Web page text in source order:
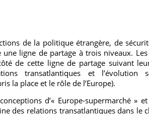
de la politique étrangère, de
ligne de partage à trois niveaux.
de cette ligne de partage suivant
transatlantiques et l’évolution
la place et le rôle de l’Europe).
d’« Europe-supermarché »
des relations transatlantiques dans le